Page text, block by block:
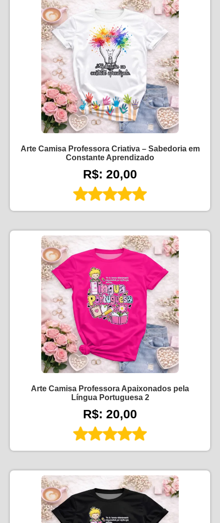
Arte Camisa Professora Criativa – Sabedoria em
Constante Aprendizado
R$: 20,00
Arte Camisa Professora Apaixonados pela
Língua Portuguesa 2
R$: 20,00